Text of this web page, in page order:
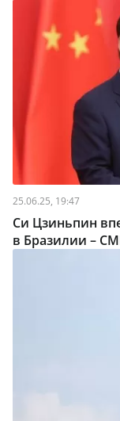
25.06.25, 19:47
Си Цзиньпин
в Бразилии –